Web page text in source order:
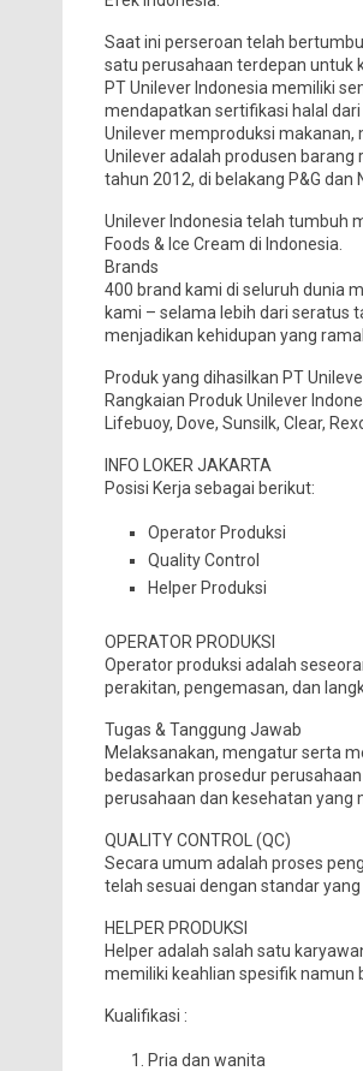
Saat ini perseroan telah
satu perusahaan terdepan untuk
PT Unilever Indonesia memiliki
mendapatkan sertifikasi halal dari
Unilever memproduksi makanan,
Unilever adalah produsen
tahun 2012, di belakang P&G dan
Unilever Indonesia telah tumbuh
Foods & Ice Cream di Indonesia.
Brands
400 brand kami di seluruh dunia
kami – selama lebih dari seratus
menjadikan kehidupan yang
Produk yang dihasilkan PT
Rangkaian Produk Unilever
Lifebuoy, Dove, Sunsilk, Clear,
INFO LOKER JAKARTA
Posisi Kerja sebagai berikut:
Operator Produksi
Quality Control
Helper Produksi
OPERATOR PRODUKSI
Operator produksi adalah
perakitan, pengemasan, dan
Tugas & Tanggung Jawab
Melaksanakan, mengatur serta
bedasarkan prosedur
perusahaan dan kesehatan yang
QUALITY CONTROL (QC)
Secara umum adalah proses
telah sesuai dengan standar
HELPER PRODUKSI
Helper adalah salah satu
memiliki keahlian spesifik namun
Kualifikasi :
Pria dan wanita